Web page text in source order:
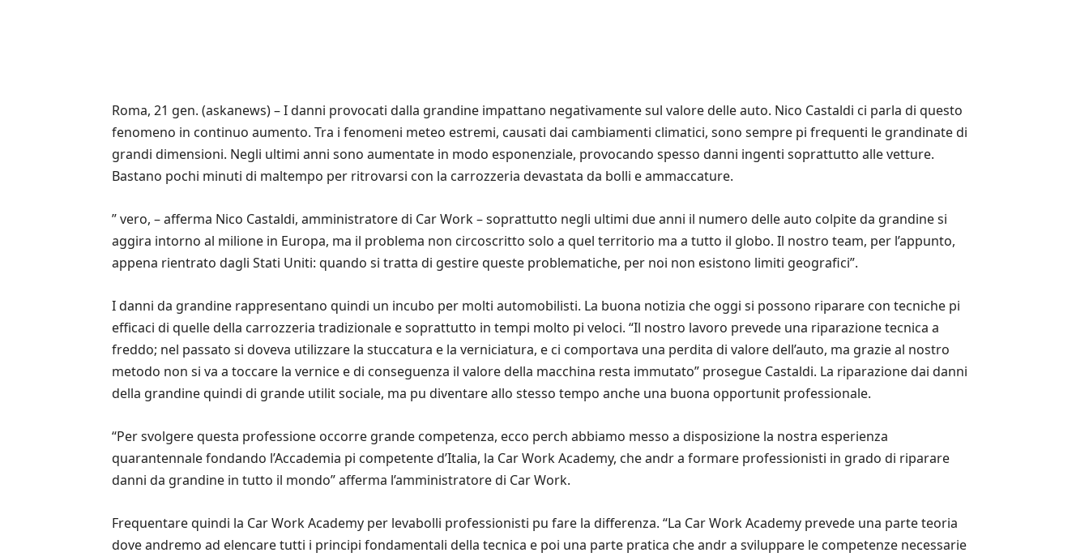
Roma, 21 gen. (askanews) – I danni provocati dalla grandine impattano negativamente sul valore delle auto. Nico Castaldi ci parla di questo
fenomeno in continuo aumento. Tra i fenomeni meteo estremi, causati dai cambiamenti climatici, sono sempre pi frequenti le grandinate di
grandi dimensioni. Negli ultimi anni sono aumentate in modo esponenziale, provocando spesso danni ingenti soprattutto alle vetture.
Bastano pochi minuti di maltempo per ritrovarsi con la carrozzeria devastata da bolli e ammaccature.
” vero, – afferma Nico Castaldi, amministratore di Car Work – soprattutto negli ultimi due anni il numero delle auto colpite da grandine si
aggira intorno al milione in Europa, ma il problema non circoscritto solo a quel territorio ma a tutto il globo. Il nostro team, per l’appunto,
appena rientrato dagli Stati Uniti: quando si tratta di gestire queste problematiche, per noi non esistono limiti geografici”.
I danni da grandine rappresentano quindi un incubo per molti automobilisti. La buona notizia che oggi si possono riparare con tecniche pi
efficaci di quelle della carrozzeria tradizionale e soprattutto in tempi molto pi veloci. “Il nostro lavoro prevede una riparazione tecnica a
freddo; nel passato si doveva utilizzare la stuccatura e la verniciatura, e ci comportava una perdita di valore dell’auto, ma grazie al nostro
metodo non si va a toccare la vernice e di conseguenza il valore della macchina resta immutato” prosegue Castaldi. La riparazione dai danni
della grandine quindi di grande utilit sociale, ma pu diventare allo stesso tempo anche una buona opportunit professionale.
“Per svolgere questa professione occorre grande competenza, ecco perch abbiamo messo a disposizione la nostra esperienza
quarantennale fondando l’Accademia pi competente d’Italia, la Car Work Academy, che andr a formare professionisti in grado di riparare
danni da grandine in tutto il mondo” afferma l’amministratore di Car Work.
Frequentare quindi la Car Work Academy per levabolli professionisti pu fare la differenza. “La Car Work Academy prevede una parte teoria
dove andremo ad elencare tutti i principi fondamentali della tecnica e poi una parte pratica che andr a sviluppare le competenze necessarie